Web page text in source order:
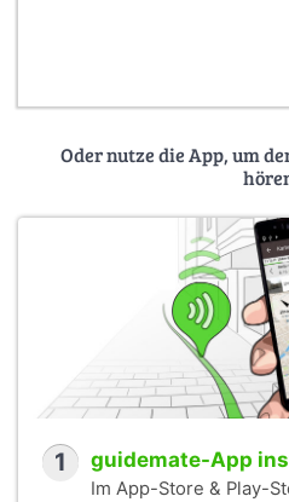
Oder nutze die App, um
1 guidemate-App
Im App-Store & Play-